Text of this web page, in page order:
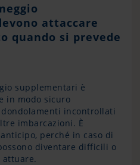
attaccare
quando si prevede
supplementari è
in modo sicuro
incontrollati
imbarcazioni. È
perché in caso di
diventare difficili o